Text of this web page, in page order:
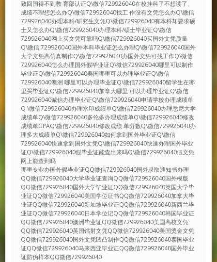
致回国得不到教 育部认证Q\微信729926040在校挂科了不想读了、
成绩不理想怎么办Q\微信729926040找工 作没有文凭怎么办Q\微信
729926040办理本科/研究生文凭Q\微信729926040有本科却要求硕
士又怎么办Q\微信729926040办理本科/硕士毕业证Q\微信
729926040网上买文凭可靠吗Q\微信729926040买国外文凭质量
Q\微信 729926040国外本科毕业证怎么办理Q\微信729926040国外
大学文凭高仿真制作Q\微信729926040办国外文凭可找工作Q\微信
729926040怎么办理国外假毕业证Q\微信729926040哪里可以制作
毕业证Q\微信729926040美国哪里可以办理毕业证Q\微信
729926040澳洲 哪里可以办理毕业证Q\微信729926040留学生在哪
里买毕业证Q\微信729926040加拿大哪里 可以办理毕业证Q\微信
729926040诚信办理毕业证Q\微信729926040申请学校办理成绩单
Q \微信729926040办理水印成绩单Q\微信729926040办理悉尼大学
成绩单Q\微信729926040多伦多办理成绩单Q\微信729926040修改
成绩单GPAQ\微信729926040修改成绩 单分数Q\微信729926040办
理多大成绩单Q\微信729926040如何拿到国外毕业证Q\微信
729926040快速拿到国外文凭Q\微信729926040快速办理国外毕业
证Q\微信729926040假毕业证能查出来吗Q\微信729926040假文凭
网上能查到吗
哪里专业办国外假毕业证QQ微信729926040国外录取通知书办理
QQ微信729926040大学毕业证查询QQ微信729926040国外模版
QQ微信729926040国外大学毕业证QQ微信729926040英国大学毕
业证QQ微信729926040美国学位证书QQ微信729926040加拿大毕
业证QQ微信729926040新加坡毕业证QQ微信729926040新西兰毕
业证QQ微信729926040日本学位记QQ微信729926040韩国毕业证
QQ微信729926040澳洲毕业证QQ微信729926040美国高校文凭
QQ微信729926040英国镭射文凭QQ微信729926040美国烫金文凭
QQ微信729926040国外文凭凹凸制作QQ微信729926040泰国毕业
证QQ微信729926040马来西亚毕业证QQ微信729926040国外毕业
证防伪样本QQ微信729926040